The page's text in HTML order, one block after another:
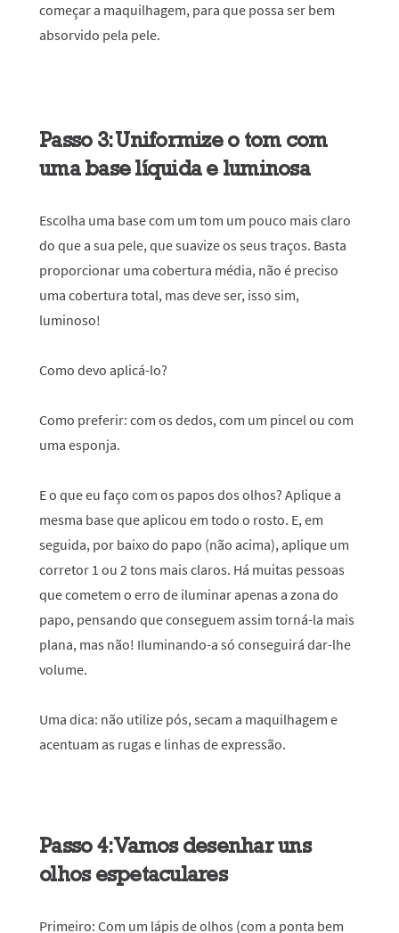
começar a maquilhagem, para que possa ser bem
absorvido pela pele.
Passo 3: Uniformize o tom com
uma base líquida e luminosa
Escolha uma base com um tom um pouco mais claro
do que a sua pele, que suavize os seus traços. Basta
proporcionar uma cobertura média, não é preciso
uma cobertura total, mas deve ser, isso sim,
luminoso!
Como devo aplicá-lo?
Como preferir: com os dedos, com um pincel ou com
uma esponja.
E o que eu faço com os papos dos olhos? Aplique a
mesma base que aplicou em todo o rosto. E, em
seguida, por baixo do papo (não acima), aplique um
corretor 1 ou 2 tons mais claros. Há muitas pessoas
que cometem o erro de iluminar apenas a zona do
papo, pensando que conseguem assim torná-la mais
plana, mas não! Iluminando-a só conseguirá dar-lhe
volume.
Uma dica: não utilize pós, secam a maquilhagem e
acentuam as rugas e linhas de expressão.
Passo 4: Vamos desenhar uns
olhos espetaculares
Primeiro: Com um lápis de olhos (com a ponta bem